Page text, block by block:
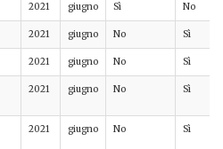
2021 giugno Sì No
2021 giugno No Sì
2021 giugno No Sì
2021 giugno No Sì
2021 giugno No Sì